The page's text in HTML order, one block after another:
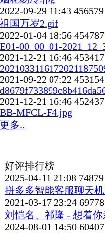
2022-09-29 11:43 456579
祖国万岁2.gif
2022-01-04 18:56 454787
E01-00_00_01-
2021-12-21 16:46 453417
2021-09-22 07:22 453154
2021-12-21 16:46 452437
BB-MFCL-F4.jpg
更多..
好评排行榜
2025-04-11 21:08 74879
拼多多智能客服聊天
2021-03-17 23:24 69778
刘恺名、祁隆 - 想着你
2024-08-01 14:50 60407